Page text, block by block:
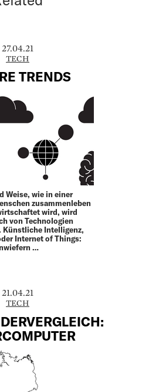
27.04.21
TECH
TRENDS
Weise, wie in einer
zusammenleben
wird, wird
von Technologien
Intelligenz,
Internet of Things:
…
21.04.21
TECH